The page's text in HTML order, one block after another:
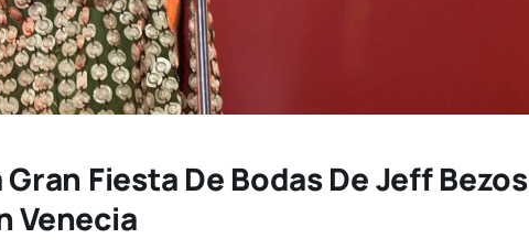
Fiesta De Bodas De Jeff Bezos
Venecia